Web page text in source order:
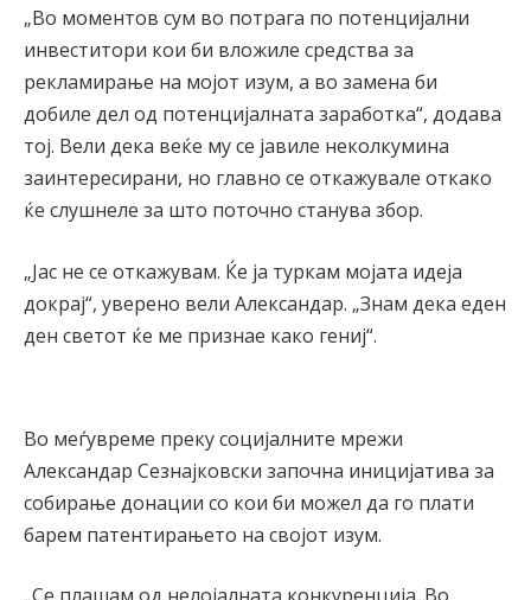
„Во моментов сум во потрага по потенцијални
инвеститори кои би вложиле средства за
рекламирање на мојот изум, а во замена би
добиле дел од потенцијалната заработка“, додава
тој. Вели дека веќе му се јавиле неколкумина
заинтересирани, но главно се откажувале откако
ќе слушнеле за што поточно станува збор.
„Јас не се откажувам. Ќе ја туркам мојата идеја
докрај“, уверено вели Александар. „Знам дека еден
ден светот ќе ме признае како гениј“.
Во меѓувреме преку социјалните мрежи
Александар Сезнајковски започна иницијатива за
собирање донации со кои би можел да го плати
барем патентирањето на својот изум.